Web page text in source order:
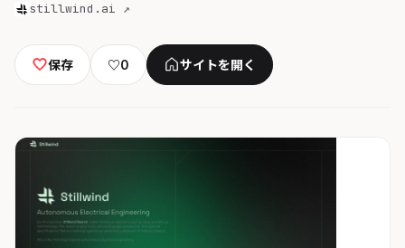
stillwind.ai ↗
保存 ♡0 サイトを開く